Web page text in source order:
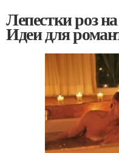
Лепестки роз
Идеи для